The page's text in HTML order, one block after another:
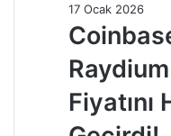
17 Ocak 2026
Fiyatını